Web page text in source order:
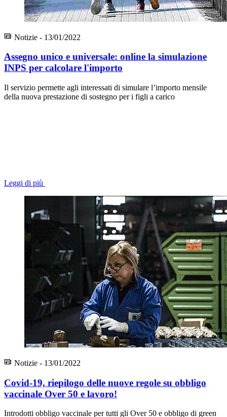
Notizie - 13/01/2022
Assegno unico e universale: online la simulazione
INPS per calcolare l'importo
Il servizio permette agli interessati di simulare l’importo mensile
della nuova prestazione di sostegno per i figli a carico
Leggi di più
Notizie - 13/01/2022
Covid-19, riepilogo delle nuove regole su obbligo
vaccinale Over 50 e lavoro!
Introdotti obbligo vaccinale per tutti gli Over 50 e obbligo di green